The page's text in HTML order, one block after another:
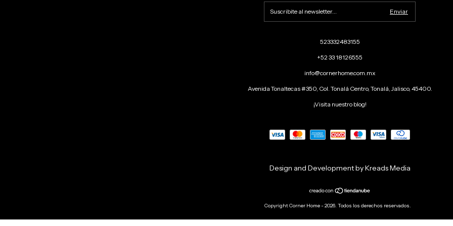
523332483155
+52 33 18126555
info@cornerhome.com.mx
Avenida Tonaltecas #350, Col. Tonalá Centro, Tonalá, Jalisco, 45400.
¡Visita nuestro blog!
Design and Development by Kreads Media
Copyright Corner Home - 2026. Todos los derechos reservados.